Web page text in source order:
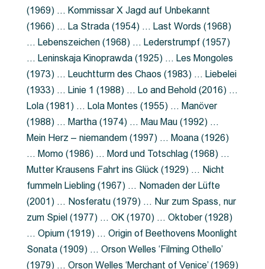
(1969) … Kommissar X Jagd auf Unbekannt
(1966) … La Strada (1954) … Last Words (1968)
… Lebenszeichen (1968) … Lederstrumpf (1957)
… Leninskaja Kinoprawda (1925) … Les Mongoles
(1973) … Leuchtturm des Chaos (1983) … Liebelei
(1933) … Linie 1 (1988) … Lo and Behold (2016) …
Lola (1981) … Lola Montes (1955) … Manöver
(1988) … Martha (1974) … Mau Mau (1992) …
Mein Herz – niemandem (1997) … Moana (1926)
… Momo (1986) … Mord und Totschlag (1968) …
Mutter Krausens Fahrt ins Glück (1929) … Nicht
fummeln Liebling (1967) … Nomaden der Lüfte
(2001) … Nosferatu (1979) … Nur zum Spass, nur
zum Spiel (1977) … OK (1970) … Oktober (1928)
… Opium (1919) … Origin of Beethovens Moonlight
Sonata (1909) … Orson Welles ‘Filming Othello’
(1979) … Orson Welles ‘Merchant of Venice’ (1969)